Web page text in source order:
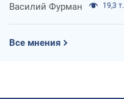
Василий Фурман 19,3 т.
Все мнения